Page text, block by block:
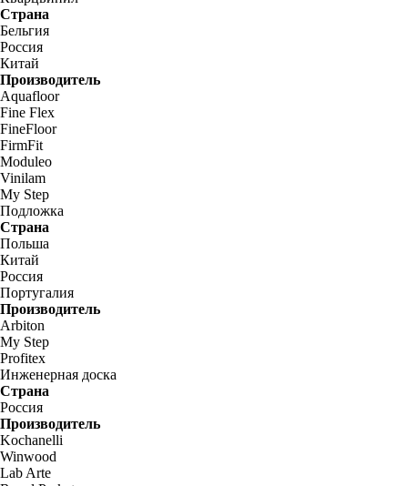
Страна
Бельгия
Россия
Китай
Производитель
Aquafloor
Fine Flex
FineFloor
FirmFit
Moduleo
Vinilam
My Step
Подложка
Страна
Польша
Китай
Россия
Португалия
Производитель
Arbiton
My Step
Profitex
Инженерная доска
Страна
Россия
Производитель
Kochanelli
Winwood
Lab Arte